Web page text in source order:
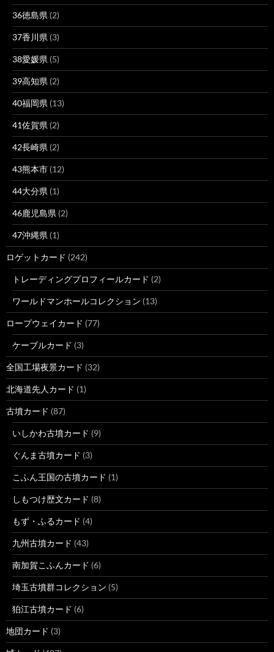
36徳島県 (2)
37香川県 (3)
38愛媛県 (5)
39高知県 (2)
40福岡県 (13)
41佐賀県 (2)
42長崎県 (2)
43熊本市 (12)
44大分県 (1)
46鹿児島県 (2)
47沖縄県 (1)
ロゲットカード (242)
トレーディングプロフィールカード (2)
ワールドマンホールコレクション (13)
ロープウェイカード (77)
ケーブルカード (3)
全国工場夜景カード (32)
北海道先人カード (1)
古墳カード (87)
いしかわ古墳カード (9)
ぐんま古墳カード (3)
こふん王国の古墳カード (1)
しもつけ歴文カード (8)
もず・ふるカード (4)
九州古墳カード (43)
南加賀こふんカード (6)
埼玉古墳群コレクション (5)
狛江古墳カード (6)
地団カード (3)